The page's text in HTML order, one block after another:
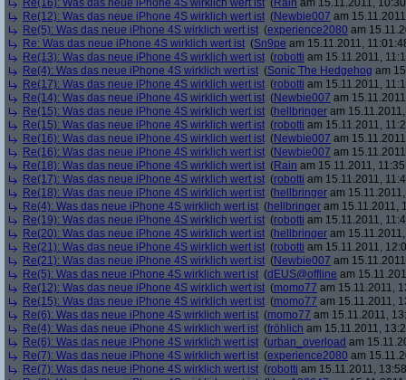
Re(16): Was das neue iPhone 4S wirklich wert ist (Rain am 15.11.2011,
Re(12): Was das neue iPhone 4S wirklich wert ist (Newbie007 am
Re(5): Was das neue iPhone 4S wirklich wert ist (experience2080 am
Re: Was das neue iPhone 4S wirklich wert ist (Sn9pe am 15.11.2011,
Re(13): Was das neue iPhone 4S wirklich wert ist (robotti am 15.11.2011,
Re(4): Was das neue iPhone 4S wirklich wert ist (Sonic The Hedgehog am
Re(17): Was das neue iPhone 4S wirklich wert ist (robotti am 15.11.2011,
Re(14): Was das neue iPhone 4S wirklich wert ist (Newbie007 am
Re(15): Was das neue iPhone 4S wirklich wert ist (hellbringer am
Re(15): Was das neue iPhone 4S wirklich wert ist (robotti am 15.11.2011,
Re(16): Was das neue iPhone 4S wirklich wert ist (Newbie007 am
Re(16): Was das neue iPhone 4S wirklich wert ist (Newbie007 am
Re(18): Was das neue iPhone 4S wirklich wert ist (Rain am 15.11.2011,
Re(17): Was das neue iPhone 4S wirklich wert ist (robotti am 15.11.2011,
Re(18): Was das neue iPhone 4S wirklich wert ist (hellbringer am
Re(4): Was das neue iPhone 4S wirklich wert ist (hellbringer am 15.11.2011,
Re(19): Was das neue iPhone 4S wirklich wert ist (robotti am 15.11.2011,
Re(20): Was das neue iPhone 4S wirklich wert ist (hellbringer am
Re(21): Was das neue iPhone 4S wirklich wert ist (robotti am 15.11.2011,
Re(21): Was das neue iPhone 4S wirklich wert ist (Newbie007 am
Re(5): Was das neue iPhone 4S wirklich wert ist (dEUS@offline am
Re(12): Was das neue iPhone 4S wirklich wert ist (momo77 am 15.11.2011,
Re(15): Was das neue iPhone 4S wirklich wert ist (momo77 am 15.11.2011,
Re(6): Was das neue iPhone 4S wirklich wert ist (momo77 am 15.11.2011,
Re(4): Was das neue iPhone 4S wirklich wert ist (fröhlich am 15.11.2011,
Re(6): Was das neue iPhone 4S wirklich wert ist (urban_overload am
Re(7): Was das neue iPhone 4S wirklich wert ist (experience2080 am
Re(7): Was das neue iPhone 4S wirklich wert ist (robotti am 15.11.2011,